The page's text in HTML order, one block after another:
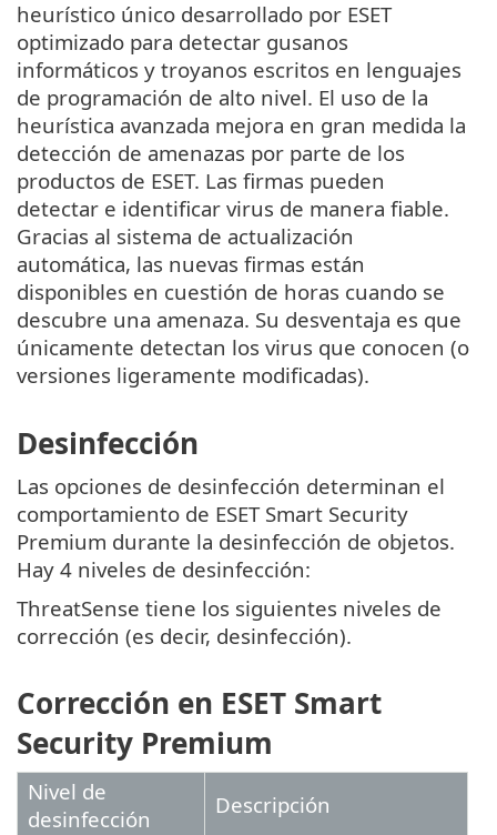
heurístico único desarrollado por ESET
optimizado para detectar gusanos
informáticos y troyanos escritos en lenguajes
de programación de alto nivel. El uso de la
heurística avanzada mejora en gran medida la
detección de amenazas por parte de los
productos de ESET. Las firmas pueden
detectar e identificar virus de manera fiable.
Gracias al sistema de actualización
automática, las nuevas firmas están
disponibles en cuestión de horas cuando se
descubre una amenaza. Su desventaja es que
únicamente detectan los virus que conocen (o
versiones ligeramente modificadas).
Desinfección
Las opciones de desinfección determinan el
comportamiento de ESET Smart Security
Premium durante la desinfección de objetos.
Hay 4 niveles de desinfección:
ThreatSense tiene los siguientes niveles de
corrección (es decir, desinfección).
Corrección en ESET Smart
Security Premium
Nivel de
desinfección
Descripción